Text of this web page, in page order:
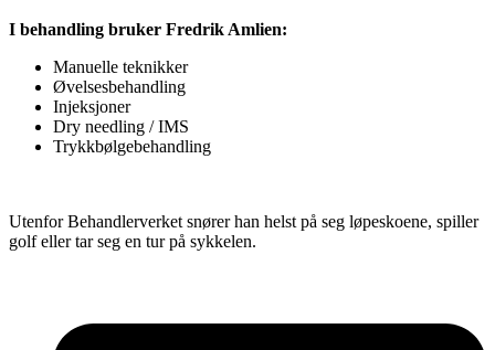
I behandling bruker Fredrik Amlien:
Manuelle teknikker
Øvelsesbehandling
Injeksjoner
Dry needling / IMS
Trykkbølgebehandling
Utenfor Behandlerverket snører han helst på seg løpeskoene, spiller
golf eller tar seg en tur på sykkelen.